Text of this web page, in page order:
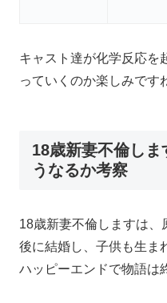
キャスト達が化学反応を
っていくのか楽しみです
18歳新妻不倫し
うなるか考察
18歳新妻不倫しますは、
後に結婚し、子供も生ま
ハッピーエンドで物語は